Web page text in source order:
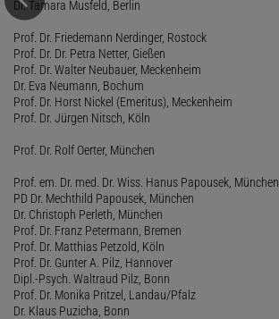
Dr. Tamara Musfeld, Berlin
Prof. Dr. Friedemann Nerdinger, Rostock
Prof. Dr. Dr. Petra Netter, Gießen
Prof. Dr. Walter Neubauer, Meckenheim
Dr. Eva Neumann, Bochum
Prof. Dr. Horst Nickel (Emeritus), Meckenheim
Prof. Dr. Jürgen Nitsch, Köln
Prof. Dr. Rolf Oerter, München
Prof. em. Dr. med. Dr. Wiss. Hanus Papousek, München
PD Dr. Mechthild Papousek, München
Dr. Christoph Perleth, München
Prof. Dr. Franz Petermann, Bremen
Prof. Dr. Matthias Petzold, Köln
Prof. Dr. Gunter A. Pilz, Hannover
Dipl.-Psych. Waltraud Pilz, Bonn
Prof. Dr. Monika Pritzel, Landau/Pfalz
Dr. Klaus Puzicha, Bonn